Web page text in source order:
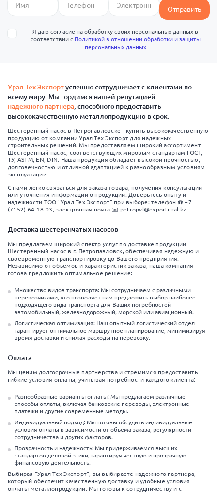
Отправить
Я даю согласие на обработку своих персональных данных в
соответствии с Политикой в отношении обработки и защиты
персональных данных
Урал Тех Экспортуспешно сотрудничает с клиентами по
всему миру. Мы гордимся нашей репутацией
надежного партнера, способного предоставить
высококачественную металлопродукцию в срок.
Шестеренный насос в Петропавловске - купить высококачественную
продукцию от компании Урал Тех Экспорт для надежных
строительных решений. Мы предоставляем широкий ассортимент
Шестеренный насос, соответствующих мировым стандартам ГОСТ,
ТУ, ASTM, EN, DIN. Наша продукция обладает высокой прочностью,
долговечностью и отличной адаптацией к разнообразным условиям
эксплуатации.
С нами легко связаться для заказа товара, получения консультации
или уточнения информации о продукции. Доверьтесь опыту и
надежности ТОО "Урал Тех Экспорт" при выборе: телефон ☎️ +7
(7152) 64-18-03, электронная почта ✉️ petropvl@exportural.kz.
Доставка шестеренчатых насосов
Мы предлагаем широкий спектр услуг по доставке продукции
Шестеренный насос в г. Петропавловск, обеспечивая надежную и
своевременную транспортировку до Вашего предприятия.
Независимо от объемов и характеристик заказа, наша компания
готова предложить оптимальное решение:
Множество видов транспорта: Мы сотрудничаем с различными
перевозчиками, что позволяет нам предложить выбор наиболее
подходящего вида транспорта для Ваших потребностей -
автомобильный, железнодорожный, морской или авиационный.
Логистическая оптимизация: Наш опытный логистический отдел
гарантирует оптимальное маршрутное планирование, минимизируя
время доставки и снижая расходы на перевозку.
Оплата
Мы ценим долгосрочные партнерства и стремимся предоставить
гибкие условия оплаты, учитывая потребности каждого клиента:
Разнообразные варианты оплаты: Мы предлагаем различные
способы оплаты, включая банковские переводы, электронные
платежи и другие современные методы.
Индивидуальный подход: Мы готовы обсудить индивидуальные
условия оплаты в зависимости от объема заказа, регулярности
сотрудничества и других факторов.
Прозрачность и надежность: Мы придерживаемся высших
стандартов деловой этики, гарантируя честную и прозрачную
финансовую деятельность.
Выбирая "Урал Тех Экспорт", вы выбираете надежного партнера,
который обеспечит качественную доставку и удобные условия
оплаты металлопродукции. Мы готовы к сотрудничеству и с